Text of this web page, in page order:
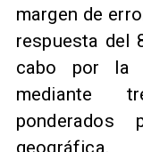
margen de
respuesta del
cabo por la
mediante